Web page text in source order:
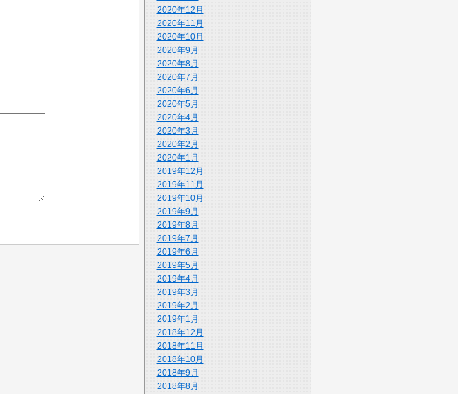
2020年12月
2020年11月
2020年10月
2020年9月
2020年8月
2020年7月
2020年6月
2020年5月
2020年4月
2020年3月
2020年2月
2020年1月
2019年12月
2019年11月
2019年10月
2019年9月
2019年8月
2019年7月
2019年6月
2019年5月
2019年4月
2019年3月
2019年2月
2019年1月
2018年12月
2018年11月
2018年10月
2018年9月
2018年8月